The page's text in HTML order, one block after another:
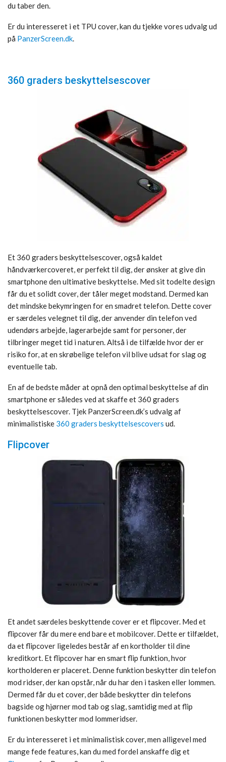
du taber den.
Er du interesseret i et TPU cover, kan du tjekke vores udvalg ud
på PanzerScreen.dk.
360 graders beskyttelsescover
Et 360 graders beskyttelsescover, også kaldet
håndværkercoveret, er perfekt til dig, der ønsker at give din
smartphone den ultimative beskyttelse. Med sit todelte design
får du et solidt cover, der tåler meget modstand. Dermed kan
det mindske bekymringen for en smadret telefon. Dette cover
er særdeles velegnet til dig, der anvender din telefon ved
udendørs arbejde, lagerarbejde samt for personer, der
tilbringer meget tid i naturen. Altså i de tilfælde hvor der er
risiko for, at en skrøbelige telefon vil blive udsat for slag og
eventuelle tab.
En af de bedste måder at opnå den optimal beskyttelse af din
smartphone er således ved at skaffe et 360 graders
beskyttelsescover. Tjek PanzerScreen.dk’s udvalg af
minimalistiske 360 graders beskyttelsescovers ud.
Flipcover
Et andet særdeles beskyttende cover er et flipcover. Med et
flipcover får du mere end bare et mobilcover. Dette er tilfældet,
da et flipcover ligeledes består af en kortholder til dine
kreditkort. Et flipcover har en smart flip funktion, hvor
kortholderen er placeret. Denne funktion beskytter din telefon
mod ridser, der kan opstår, når du har den i tasken eller lommen.
Dermed får du et cover, der både beskytter din telefons
bagside og hjørner mod tab og slag, samtidig med at flip
funktionen beskytter mod lommeridser.
Er du interesseret i et minimalistisk cover, men alligevel med
mange fede features, kan du med fordel anskaffe dig et